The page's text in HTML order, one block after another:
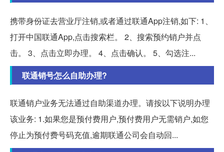
携带身份证去营业厅注销,或者通过联通App注销,如下: 1、
打开中国联通App,点击搜索栏。 2、搜索预约销户并点
击。 3、点击立即办理。 4、点击确认。 5、勾选注...
联通销号怎么自助办理?
联通销户业务无法通过自助渠道办理。请按以下说明办理
该业务: 1.如果您是预付费用户,预付费用户无需销户,如您
停止为预付费号码充值,逾期联通公司会自动回...